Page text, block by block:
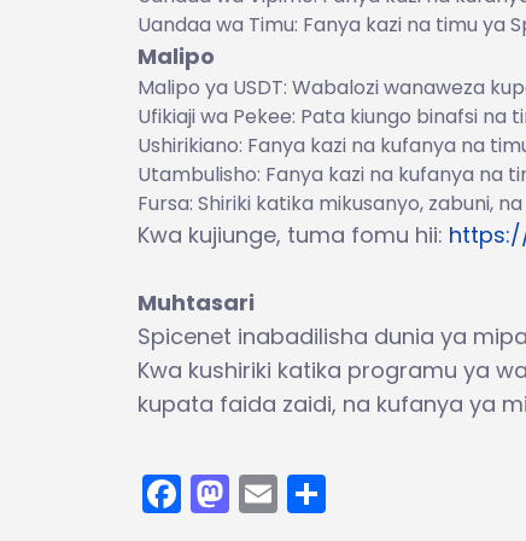
Uandaa wa Timu: Fanya kazi na timu ya
Malipo
Malipo ya USDT: Wabalozi wanaweza
Ufikiaji wa Pekee: Pata kiungo binafsi na
Ushirikiano: Fanya kazi na kufanya na
Utambulisho: Fanya kazi na kufanya na
Fursa: Shiriki katika mikusanyo, zabuni,
Kwa kujiunge, tuma fomu hii:
Muhtasari
Spicenet inabadilisha dunia ya
Kwa kushiriki katika programu ya
kupata faida zaidi, na kufanya ya
Facebook
Mastodon
Email